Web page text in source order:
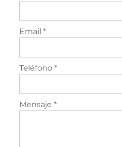
Email *
Teléfono *
Mensaje *